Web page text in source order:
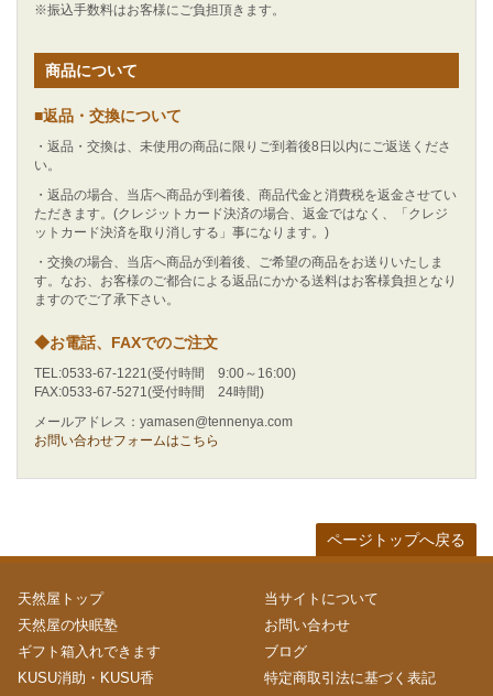
※振込手数料はお客様にご負担頂きます。
商品について
■返品・交換について
・返品・交換は、未使用の商品に限りご到着後8日以内にご返送くださ
い。
・返品の場合、当店へ商品が到着後、商品代金と消費税を返金させてい
ただきます。(クレジットカード決済の場合、返金ではなく、「クレジ
ットカード決済を取り消しする」事になります。)
・交換の場合、当店へ商品が到着後、ご希望の商品をお送りいたしま
す。なお、お客様のご都合による返品にかかる送料はお客様負担となり
ますのでご了承下さい。
◆お電話、FAXでのご注文
TEL:0533-67-1221(受付時間 9:00～16:00)
FAX:0533-67-5271(受付時間 24時間)
メールアドレス：yamasen@tennenya.com
お問い合わせフォームはこちら
ページトップへ戻る
天然屋トップ
天然屋の快眠塾
ギフト箱入れできます
KUSU消助・KUSU香
当サイトについて
お問い合わせ
ブログ
特定商取引法に基づく表記